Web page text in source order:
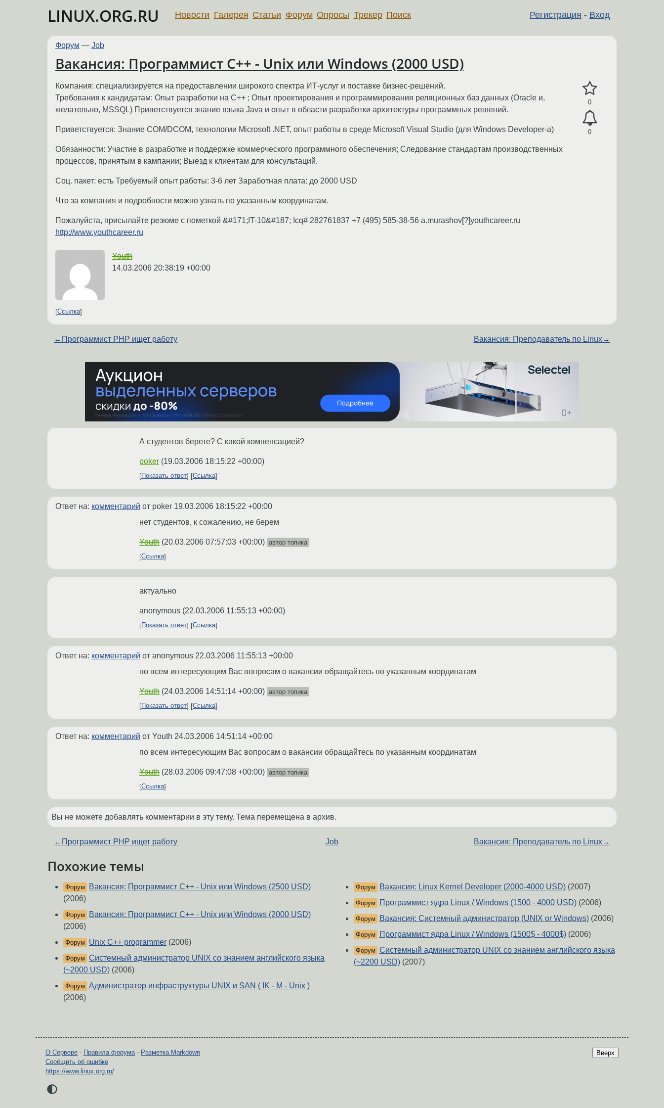
LINUX.ORG.RU Регистрация - Вход
Новости Галерея Статьи Форум Опросы Трекер Поиск
Форум — Job
Вакансия: Программист С++ - Unix или Windows (2000 USD)
0
0
Компания: специализируется на предоставлении широкого спектра ИТ-услуг и поставке бизнес-решений.
Требования к кандидатам: Опыт разработки на С++ ; Опыт проектирования и программирования реляционных баз данных (Oracle и,
желательно, MSSQL) Приветствуется знание языка Java и опыт в области разработки архитектуры программных решений.
Приветствуется: Знание COM/DCOM, технологии Microsoft .NET, опыт работы в среде Microsoft Visual Studio (для Windows Developer-а)
Обязанности: Участие в разработке и поддержке коммерческого программного обеспечения; Следование стандартам производственных
процессов, принятым в кампании; Выезд к клиентам для консультаций.
Соц. пакет: есть Требуемый опыт работы: 3-6 лет Заработная плата: до 2000 USD
Что за компания и подробности можно узнать по указанным координатам.
Пожалуйста, присылайте резюме с пометкой &#171;IT-10&#187; Icq# 282761837 +7 (495) 585-38-56 a.murashov[?]youthcareer.ru
http://www.youthcareer.ru
Youth
14.03.2006 20:38:19 +00:00
Ссылка
← Программист PHP ищет работу Вакансия: Преподаватель по Linux→
А студентов берете? С какой компенсацией?
poker (19.03.2006 18:15:22 +00:00)
Показать ответ Ссылка
Ответ на: комментарий от poker 19.03.2006 18:15:22 +00:00
нет студентов, к сожалению, не берем
Youth (20.03.2006 07:57:03 +00:00) автор топика
Ссылка
актуально
anonymous (22.03.2006 11:55:13 +00:00)
Показать ответ Ссылка
Ответ на: комментарий от anonymous 22.03.2006 11:55:13 +00:00
по всем интересующим Вас вопросам о вакансии обращайтесь по указанным координатам
Youth (24.03.2006 14:51:14 +00:00) автор топика
Показать ответ
Ссылка
Ответ на: комментарий от Youth 24.03.2006 14:51:14 +00:00
по всем интересующим Вас вопросам о вакансии обращайтесь по указанным координатам
Youth (28.03.2006 09:47:08 +00:00) автор топика
Ссылка
Вы не можете добавлять комментарии в эту тему. Тема перемещена в архив.
← Программист PHP ищет работу Job Вакансия: Преподаватель по Linux→
Похожие темы
Форум
Вакансия: Программист С++ - Unix или Windows (2500 USD)
(2006)
Форум
Вакансия: Программист С++ - Unix или Windows (2000 USD)
(2006)
Форум Unix C++ programmer (2006)
Форум Системный администратор UNIX со знанием английского языка
(~2000 USD) (2006)
Форум Администратор инфраструктуры UNIX и SAN ( IK - M - Unix )
(2006)
Форум Вакансия: Linux Kernel Developer (2000-4000 USD)(2007)
Форум Программист ядра Linux / Windows (1500 - 4000 USD)(2006)
Форум Вакансия: Системный администратор (UNIX or Windows)(2006)
Форум Программист ядра Linux / Windows (1500$ - 4000$)(2006)
Форум Системный администратор UNIX со знанием английского языка
(~2200 USD)(2007)
Вверх
О Сервере - Правила форума- Разметка Markdown
Сообщить об ошибке
https://www.linux.org.ru/